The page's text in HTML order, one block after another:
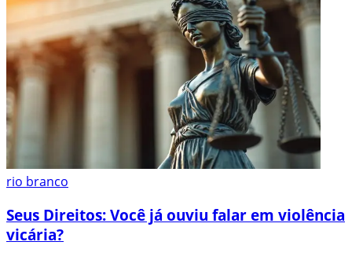
rio branco
Seus Direitos: Você já ouviu falar em violência
vicária?